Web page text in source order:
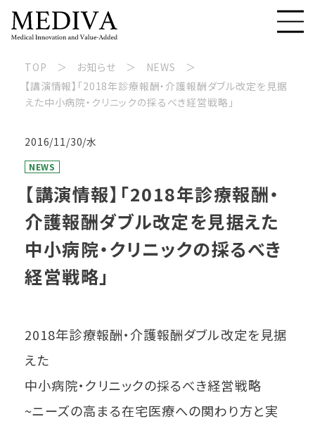
TOP お知らせ
NEWS
【講演情報】「2018年診療報酬・介護報酬ダブル改定を見据
えた中小病院・クリニックの採るべき経営戦略」
2016/11/30/水
NEWS
【講演情報】「2018年診療報酬・
介護報酬ダブル改定を見据えた
中小病院・クリニックの採るべき
経営戦略」
2018年診療報酬・介護報酬ダブル改定を見据
えた
中小病院・クリニックの採るべき経営戦略
~ニーズの高まる在宅医療への関わり方と実